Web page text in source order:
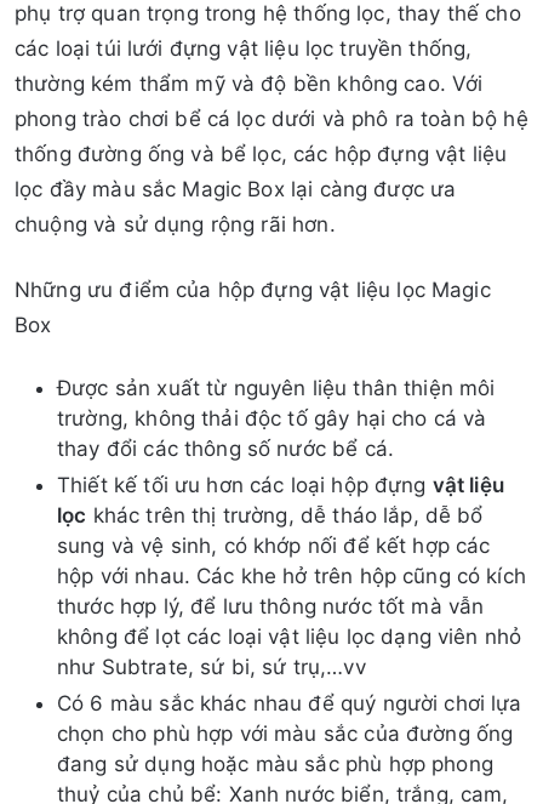
phụ trợ quan trọng trong hệ thống lọc, thay thế cho
các loại túi lưới đựng vật liệu lọc truyền thống,
thường kém thẩm mỹ và độ bền không cao. Với
phong trào chơi bể cá lọc dưới và phô ra toàn bộ hệ
thống đường ống và bể lọc, các hộp đựng vật liệu
lọc đầy màu sắc Magic Box lại càng được ưa
chuộng và sử dụng rộng rãi hơn.
Những ưu điểm của hộp đựng vật liệu lọc Magic
Box
Được sản xuất từ nguyên liệu thân thiện môi
trường, không thải độc tố gây hại cho cá và
thay đổi các thông số nước bể cá.
Thiết kế tối ưu hơn các loại hộp đựng vật liệu
lọc khác trên thị trường, dễ tháo lắp, dễ bổ
sung và vệ sinh, có khớp nối để kết hợp các
hộp với nhau. Các khe hở trên hộp cũng có kích
thước hợp lý, để lưu thông nước tốt mà vẫn
không để lọt các loại vật liệu lọc dạng viên nhỏ
như Subtrate, sứ bi, sứ trụ,…vv
Có 6 màu sắc khác nhau để quý người chơi lựa
chọn cho phù hợp với màu sắc của đường ống
đang sử dụng hoặc màu sắc phù hợp phong
thuỷ của chủ bể: Xanh nước biển, trắng, cam,